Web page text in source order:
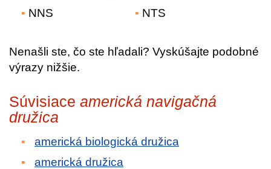
NNS NTS
Nenašli ste, čo ste hľadali? Vyskúšajte podobné
výrazy nižšie.
Súvisiace americká navigačná
družica
americká biologická družica
americká družica